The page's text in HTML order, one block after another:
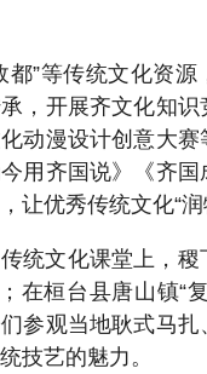
都”等传统文化资
，开展齐文化知识
动漫设计创意大赛
用齐国说》《齐国
让优秀传统文化“润
统文化课堂上，稷
在桓台县唐山镇“
参观当地耿式马扎
技艺的魅力。